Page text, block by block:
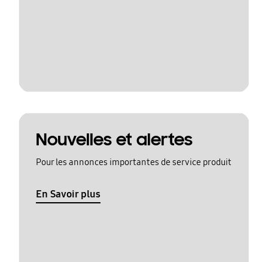
Nouvelles et alertes
Pour les annonces importantes de service produit
En Savoir plus